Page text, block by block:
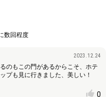
数回程度
2023.12.24
のもこの門があるからこそ、ホテ
プも見に行きました、美しい！
0